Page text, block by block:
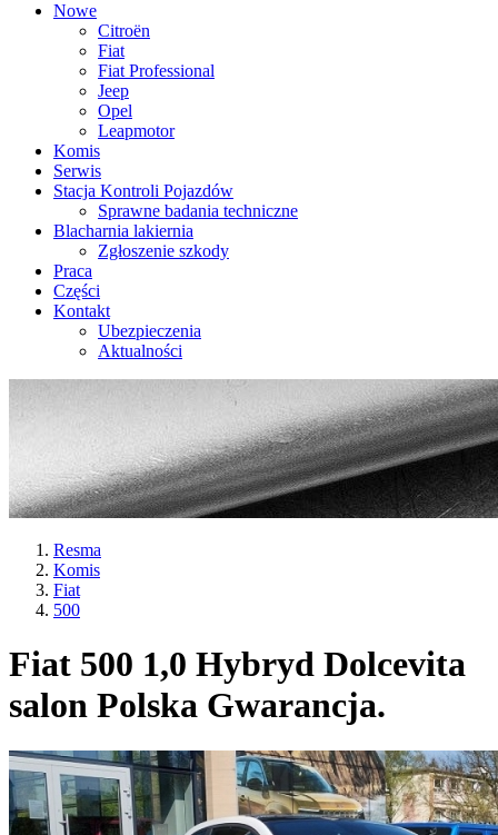
Nowe
Citroën
Fiat
Fiat Professional
Jeep
Opel
Leapmotor
Komis
Serwis
Stacja Kontroli Pojazdów
Sprawne badania techniczne
Blacharnia lakiernia
Zgłoszenie szkody
Praca
Części
Kontakt
Ubezpieczenia
Aktualności
Resma
Komis
Fiat
500
Fiat 500 1,0 Hybryd Dolcevita
salon Polska Gwarancja.